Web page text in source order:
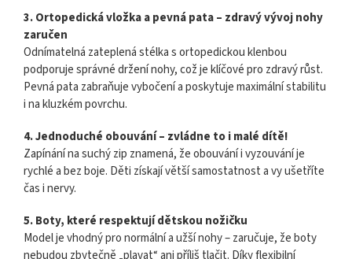
3. Ortopedická vložka a pevná pata – zdravý vývoj nohy
zaručen
Odnímatelná zateplená stélka s ortopedickou klenbou
podporuje správné držení nohy, což je klíčové pro zdravý růst.
Pevná pata zabraňuje vybočení a poskytuje maximální stabilitu
i na kluzkém povrchu.
4. Jednoduché obouvání – zvládne to i malé dítě!
Zapínání na suchý zip znamená, že obouvání i vyzouvání je
rychlé a bez boje. Děti získají větší samostatnost a vy ušetříte
čas i nervy.
5. Boty, které respektují dětskou nožičku
Model je vhodný pro normální a užší nohy – zaručuje, že boty
nebudou zbytečně „plavat“ ani příliš tlačit. Díky flexibilní